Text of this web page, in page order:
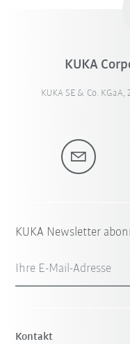
KUKA
KUKA SE & Co.
KUKA Newsletter
Ihre E-Mail-Adresse
Kontakt